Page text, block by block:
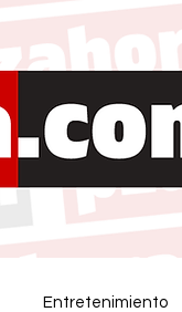
Entretenimiento